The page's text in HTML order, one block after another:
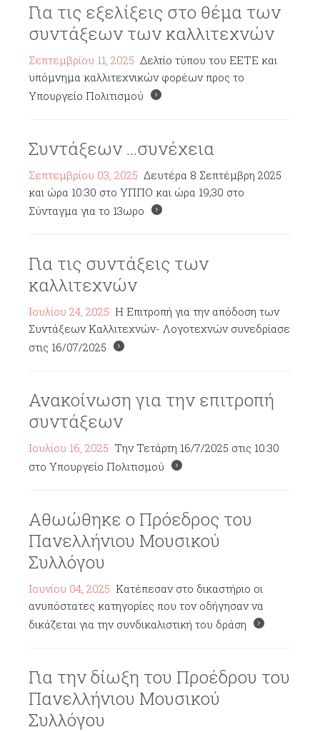
Για τις εξελίξεις στο θέμα των
συντάξεων των καλλιτεχνών
Σεπτεμβρίου 11, 2025 Δελτίο τύπου του ΕΕΤΕ και
υπόμνημα καλλιτεχνικών φορέων προς το
Υπουργείο Πολιτισμού
Συντάξεων ...συνέχεια
Σεπτεμβρίου 03, 2025 Δευτέρα 8 Σεπτέμβρη 2025
και ώρα 10:30 στο ΥΠΠΟ και ώρα 19;30 στο
Σύνταγμα για το 13ωρο
Για τις συντάξεις των
καλλιτεχνών
Ιουλίου 24, 2025 Η Επιτροπή για την απόδοση των
Συντάξεων Καλλιτεχνών- Λογοτεχνών συνεδρίασε
στις 16/07/2025
Ανακοίνωση για την επιτροπή
συντάξεων
Ιουλίου 16, 2025 Την Τετάρτη 16/7/2025 στις 10:30
στο Υπουργείο Πολιτισμού
Αθωώθηκε ο Πρόεδρος του
Πανελλήνιου Μουσικού
Συλλόγου
Ιουνίου 04, 2025 Κατέπεσαν στο δικαστήριο οι
ανυπόστατες κατηγορίες που τον οδήγησαν να
δικάζεται για την συνδικαλιστική του δράση
Για την δίωξη του Προέδρου του
Πανελλήνιου Μουσικού
Συλλόγου